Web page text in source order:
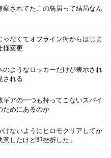
察されてたこの鳥居って結局なん
ゃなくてオフライン街からはじま
様変更
のようなロッカーだけが表示され
される
アの一つも持ってこないスパイ
ためにあるのか
けないようにヒロモクリアしてか
したけど即挫折した」